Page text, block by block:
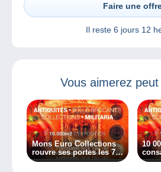
Faire une
Il reste 6 jours 12
Vous aimerez
Mons Euro Collections
rouvre ses portes les 7,
8 et 9 décembre 2018
10
?